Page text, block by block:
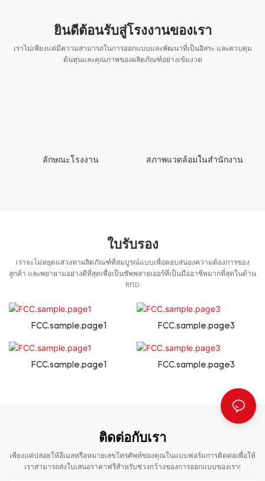
ยินดีต้อนรับสู่โรงงานของเรา
เราไม่เพียงแต่มีความสามารถในการออกแบบและพัฒนาที่เป็นอิสระ และควบคุม
ต้นทุนและคุณภาพของผลิตภัณฑ์อย่างเข้มงวด
ลักษณะโรงงาน สภาพแวดล้อมในสำนักงาน
ใบรับรอง
เราจะไม่หยุดแสวงหาผลิตภัณฑ์ที่สมบูรณ์แบบเพื่อตอบสนองความต้องการของ
ลูกค้า และพยายามอย่างดีที่สุดเพื่อเป็นซัพพลายเออร์ที่เป็นมืออาชีพมากที่สุดในด้าน
RFID
FCC.sample.page1 FCC.sample.page3
FCC.sample.page1 FCC.sample.page3
ติดต่อกับเรา
เพียงแค่ปล่อยให้อีเมลหรือหมายเลขโทรศัพท์ของคุณในแบบฟอร์มการติดต่อเพื่อให้
เราสามารถส่งใบเสนอราคาฟรีสำหรับช่วงกว้างของการออกแบบของเรา!